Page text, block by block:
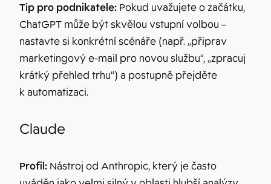
Tip pro podnikatele: Pokud uvažujete o začátku,
ChatGPT může být skvělou vstupní volbou –
nastavte si konkrétní scénáře (např. „připrav
marketingový e-mail pro novou službu“, „zpracuj
krátký přehled trhu“) a postupně přejděte
k automatizaci.
Claude
Profil: Nástroj od Anthropic, který je často